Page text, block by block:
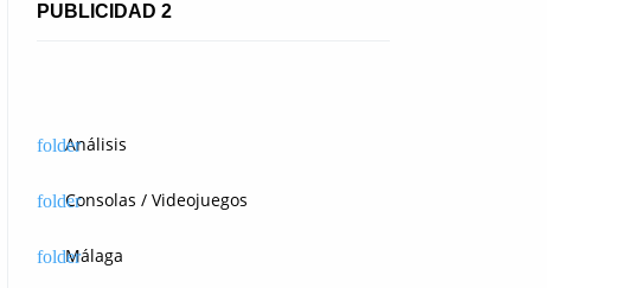
PUBLICIDAD 2
Análisis
Consolas / Videojuegos
Málaga